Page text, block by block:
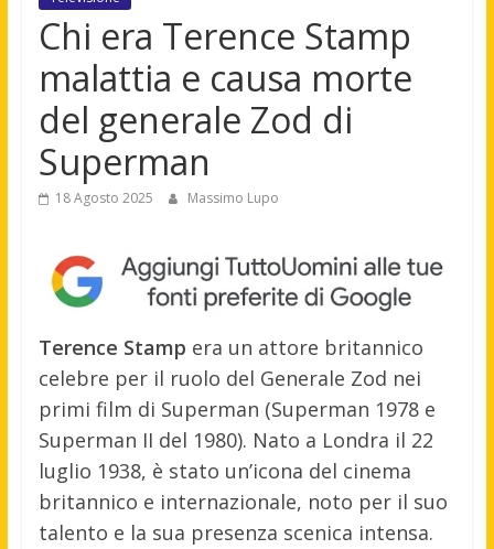
Chi era Terence Stamp
malattia e causa morte
del generale Zod di
Superman
18 Agosto 2025 Massimo Lupo
Terence Stamp era un attore britannico
celebre per il ruolo del Generale Zod nei
primi film di Superman (Superman 1978 e
Superman II del 1980). Nato a Londra il 22
luglio 1938, è stato un’icona del cinema
britannico e internazionale, noto per il suo
talento e la sua presenza scenica intensa.